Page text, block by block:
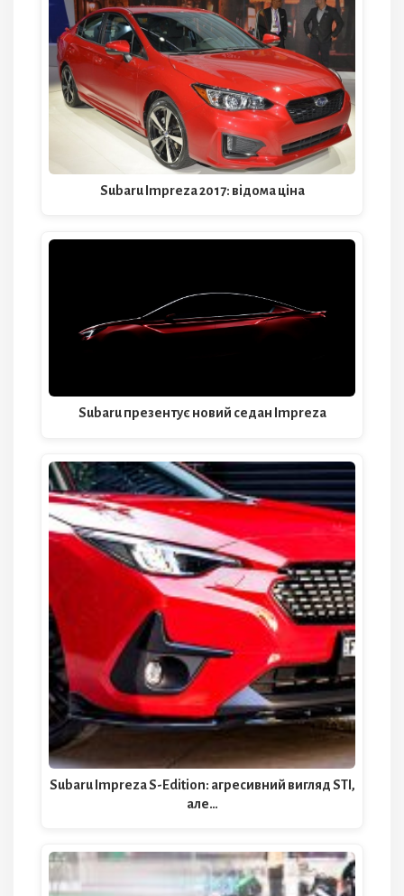
Subaru Impreza 2017: відома ціна
Subaru презентує новий седан Impreza
Subaru Impreza S-Edition: агресивний вигляд STI,
але…